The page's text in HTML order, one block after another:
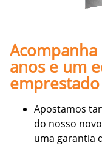
anos e um
Apostamos
do nosso
uma garantia